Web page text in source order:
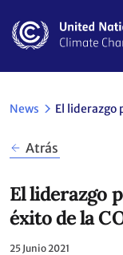
contenido
News El liderazgo
Atrás
El liderazgo
éxito de la
25 Junio 2021